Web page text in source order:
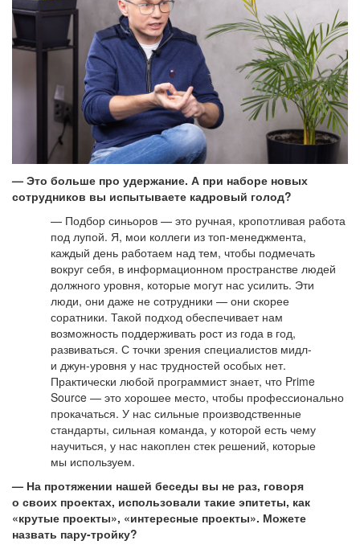
— Это больше про удержание. А при наборе новых
сотрудников вы испытываете кадровый голод?
— Подбор синьоров — это ручная, кропотливая работа
под лупой. Я, мои коллеги из топ-менеджмента,
каждый день работаем над тем, чтобы подмечать
вокруг себя, в информационном пространстве людей
должного уровня, которые могут нас усилить. Эти
люди, они даже не сотрудники — они скорее
соратники. Такой подход обеспечивает нам
возможность поддерживать рост из года в год,
развиваться. С точки зрения специалистов мидл-
и джун-уровня у нас трудностей особых нет.
Практически любой программист знает, что Prime
Source — это хорошее место, чтобы профессионально
прокачаться. У нас сильные производственные
стандарты, сильная команда, у которой есть чему
научиться, у нас накоплен стек решений, которые
мы используем.
— На протяжении нашей беседы вы не раз, говоря
о своих проектах, использовали такие эпитеты, как
«крутые проекты», «интересные проекты». Можете
назвать пару-тройку?